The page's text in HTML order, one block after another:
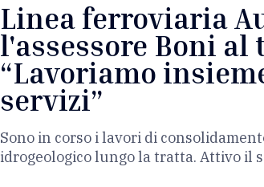
Linea ferroviaria
l'assessore Boni
“Lavoriamo
servizi”
Sono in corso i lavori di
idrogeologico lungo la tratta. Attivo il